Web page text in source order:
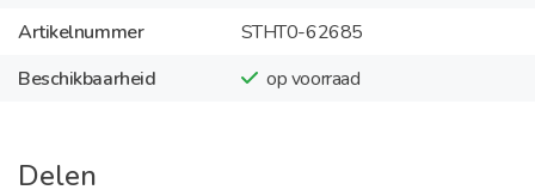
Artikelnummer
STHT0-62685
Beschikbaarheid
op voorraad
Delen